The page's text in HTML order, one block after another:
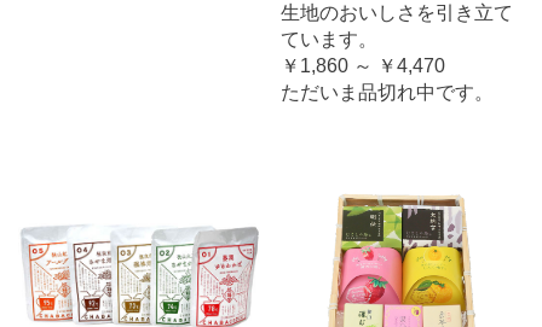
生地のおいしさを引き立て
ています。
￥1,860 ～ ￥4,470
ただいま品切れ中です。